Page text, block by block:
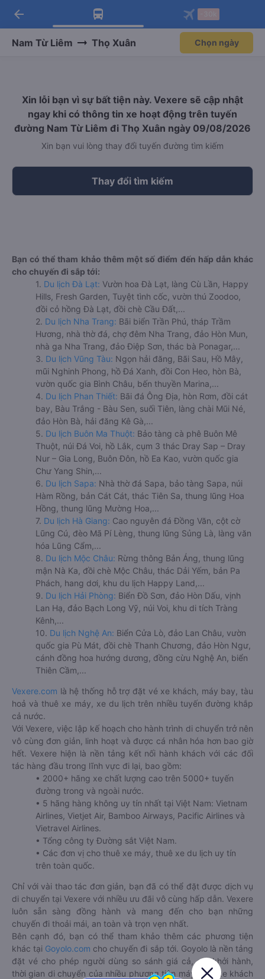
Tải app Vexere ngay!
Nhận ưu đãi thành viên độc
Mở app
Tải app Vexere
-30k/ghế khi đặt vé máy bay qua
Mở app
arrow_back
Nam Từ Liêm Thọ Xuân Chọn ngày
Xin lỗi bạn vì sự bất tiện này. Vexere sẽ cập nhật
ngay khi có thông tin xe hoạt động trên tuyến
đường Nam Từ Liêm đi Thọ Xuân ngày 09/08/2026
Xin bạn vui lòng thay đổi tuyến đường tìm kiếm
Thay đổi tìm kiếm
Bạn có thể tham khảo thêm một số điểm đến hấp dẫn khác
cho chuyến đi sắp tới:
1. Du lịch Đà Lạt: Vườn hoa Đà Lạt, làng Cù Lần, Happy
Hills, Fresh Garden, Tuyệt tình cốc, vườn thú Zoodoo,
đồi cỏ hồng Đà Lạt, đồi chè Cầu Đất,...
2. Du lịch Nha Trang: Bãi biển Trần Phú, tháp Trầm
Hương, nhà thờ đá, chợ đêm Nha Trang, đảo Hòn Mun,
nhà ga Nha Trang, đảo Điệp Sơn, thác bà Ponagar,...
3. Du lịch Vũng Tàu: Ngọn hải đăng, Bãi Sau, Hồ Mây,
mũi Nghinh Phong, hồ Đá Xanh, đồi Con Heo, hòn Bà,
vườn quốc gia Bình Châu, bến thuyền Marina,...
4. Du lịch Phan Thiết: Bãi đá Ông Địa, hòn Rơm, đồi cát
bay, Bàu Trắng - Bàu Sen, suối Tiên, làng chài Mũi Né,
đảo Hòn Bà, hải đăng Kê Gà,...
5. Du lịch Buôn Ma Thuột: Bảo tàng cà phê Buôn Mê
Thuột, núi Đá Voi, hồ Lắk, cụm 3 thác Dray Sap – Dray
Nur – Gia Long, Buôn Đôn, hồ Ea Kao, vườn quốc gia
Chư Yang Shin,...
6. Du lịch Sapa: Nhà thờ đá Sapa, bảo tàng Sapa, núi
Hàm Rồng, bản Cát Cát, thác Tiên Sa, thung lũng Hoa
Hồng, thung lũng Mường Hoa,...
7. Du lịch Hà Giang: Cao nguyên đá Đồng Văn, cột cờ
Lũng Cú, đèo Mã Pí Lèng, thung lũng Sủng Là, làng văn
hóa Lũng Cẩm,...
8. Du lịch Mộc Châu: Rừng thông Bản Áng, thung lũng
mận Nà Ka, đồi chè Mộc Châu, thác Dải Yếm, bản Pa
Phách, hang dơi, khu du lịch Happy Land,...
9. Du lịch Hải Phòng: Biển Đồ Sơn, đảo Hòn Dấu, vịnh
Lan Hạ, đảo Bạch Long Vỹ, núi Voi, khu di tích Tràng
Kênh,...
10. Du lịch Nghệ An: Biển Cửa Lò, đảo Lan Châu, vườn
quốc gia Pù Mát, đồi chè Thanh Chương, đảo Hòn Ngư,
cánh đồng hoa hướng dương, đồng cừu Nghệ An, biển
Thiên Cầm,...
Vexere.com là hệ thống hỗ trợ đặt vé xe khách, máy bay, tàu
hoả và thuê xe máy, xe du lịch trên nhiều tuyến đường khắp
cả nước.
Với Vexere, việc lập kế hoạch cho hành trình di chuyển trở nên
vô cùng đơn giản, linh hoạt và được cá nhân hóa hơn bao giờ
hết. Vexere hiện là nền tảng kết nối hành khách với các đối
tác hàng đầu trong lĩnh vực đi lại, bao gồm:
• 2000+ hãng xe chất lượng cao trên 5000+ tuyến
đường trong và ngoài nước.
• 5 hãng hàng không uy tín nhất tại Việt Nam: Vietnam
Airlines, Vietjet Air, Bamboo Airways, Pacific Airlines và
Vietravel Airlines.
• Tổng công ty Đường sắt Việt Nam.
• Các đơn vị cho thuê xe máy, thuê xe du lịch uy tín
trên toàn quốc.
Chỉ với vài thao tác đơn giản, bạn đã có thể đặt được dịch vụ
di chuyển tại Vexere với nhiều ưu đãi vô cùng hấp dẫn. Vexere
luôn sẵn sàng đồng hành và mang đến cho bạn những
chuyến đi thoải mái, an toàn và trọn vẹn nhất.
Bên cạnh đó, bạn có thể tham khảo thêm các phương tiện
khác tại Goyolo.com cho chuyến đi sắp tới. Goyolo là nền tảng
đặt vé cho phép người dùng so sánh giá cả, giờ khởi hành,
thời gian di chuyển của nhiều phương tiện máy bay, xe khách